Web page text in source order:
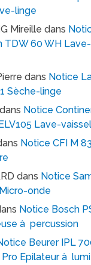
linge
Mireille dans
TDW 60 WH Lave-
dans Notice
Sèche-linge
Notice
Lave-
Notice CFI M
dans Notice
onde
Notice Bosch
à percussion
Beurer IPL
Pro Epilateur à